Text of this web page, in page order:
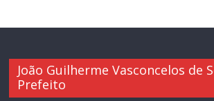
João Guilherme Vasconcelos de
Prefeito